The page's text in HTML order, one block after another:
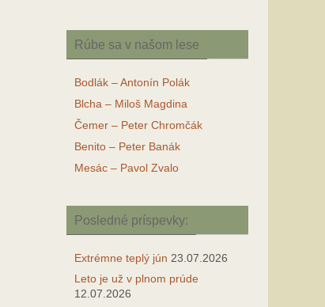
Rúbe sa v našom lese
Bodlák – Antonín Polák
Blcha – Miloš Magdina
Čemer – Peter Chromčák
Benito – Peter Banák
Mesác – Pavol Zvalo
Posledné príspevky:
Extrémne teplý jún 23.07.2026
Leto je už v plnom prúde
12.07.2026